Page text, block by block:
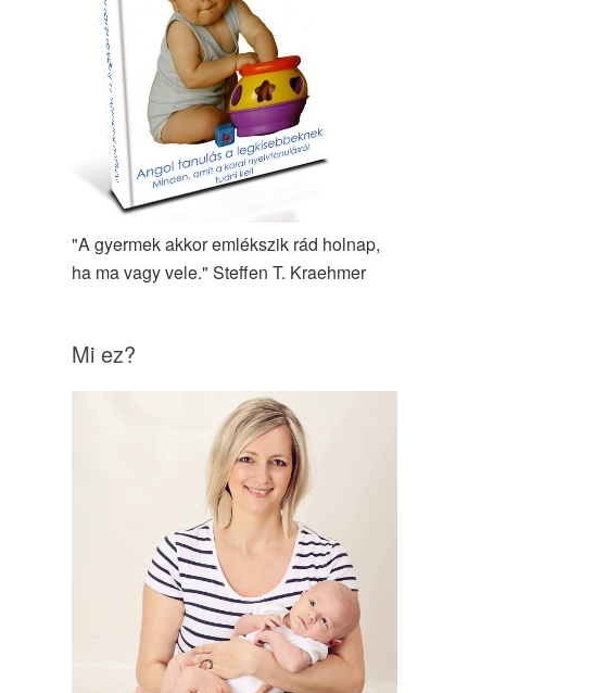
"A gyermek akkor emlékszik rád holnap,
ha ma vagy vele." Steffen T. Kraehmer
Mi ez?